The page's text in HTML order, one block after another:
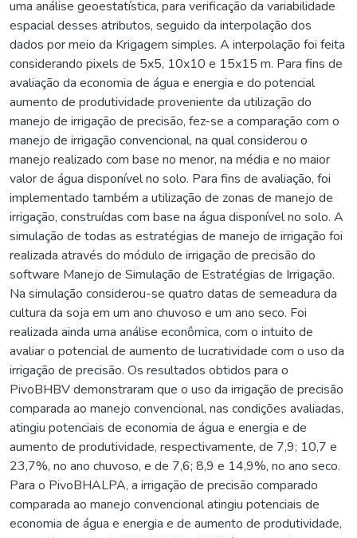
uma análise geoestatística, para verificação da variabilidade
espacial desses atributos, seguido da interpolação dos
dados por meio da Krigagem simples. A interpolação foi feita
considerando pixels de 5x5, 10x10 e 15x15 m. Para fins de
avaliação da economia de água e energia e do potencial
aumento de produtividade proveniente da utilização do
manejo de irrigação de precisão, fez-se a comparação com o
manejo de irrigação convencional, na qual considerou o
manejo realizado com base no menor, na média e no maior
valor de água disponível no solo. Para fins de avaliação, foi
implementado também a utilização de zonas de manejo de
irrigação, construídas com base na água disponível no solo. A
simulação de todas as estratégias de manejo de irrigação foi
realizada através do módulo de irrigação de precisão do
software Manejo de Simulação de Estratégias de Irrigação.
Na simulação considerou-se quatro datas de semeadura da
cultura da soja em um ano chuvoso e um ano seco. Foi
realizada ainda uma análise econômica, com o intuito de
avaliar o potencial de aumento de lucratividade com o uso da
irrigação de precisão. Os resultados obtidos para o
PivoBHBV demonstraram que o uso da irrigação de precisão
comparada ao manejo convencional, nas condições avaliadas,
atingiu potenciais de economia de água e energia e de
aumento de produtividade, respectivamente, de 7,9; 10,7 e
23,7%, no ano chuvoso, e de 7,6; 8,9 e 14,9%, no ano seco.
Para o PivoBHALPA, a irrigação de precisão comparado
comparada ao manejo convencional atingiu potenciais de
economia de água e energia e de aumento de produtividade,